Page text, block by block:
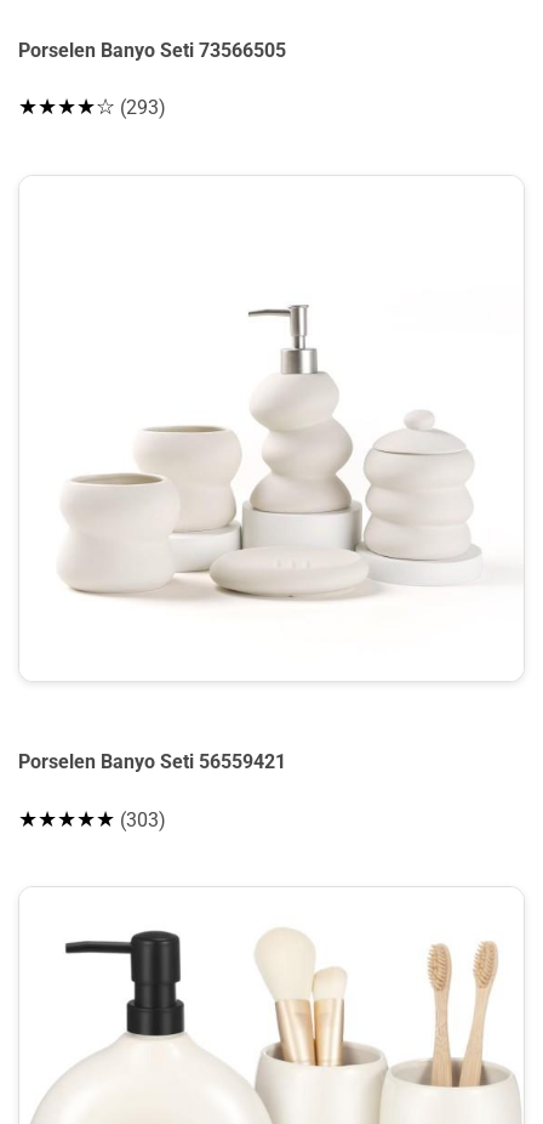
Porselen Banyo Seti 73566505
★★★★☆ (293)
Porselen Banyo Seti 56559421
★★★★★ (303)